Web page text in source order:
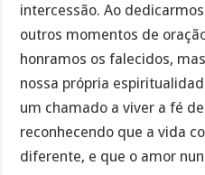
intercessão. Ao
outros momentos de
honramos os falecidos,
nossa própria
um chamado a viver a fé
reconhecendo que a vida
diferente, e que o amor